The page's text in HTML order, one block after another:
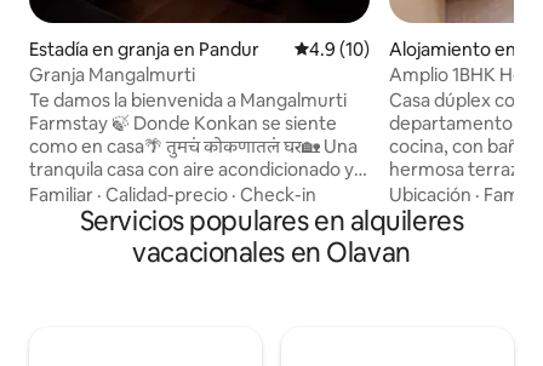
Estadía en granja en Pandur Calificación promedio: 4.9 de
4.9 (10)
Granja Mangalmurti
Te damos la bienvenida a Mangalmurti
Farmstay 🍃 Donde Konkan se siente
como en casa🌴 तुमचं कोकणातलं घर🏡 Una
tranquila casa con aire acondicionado y
una cocina bien equipada, rodeada de
cocoteros y en un entorno rural. Situado
a 1 km de la autopista Mumbai-Goa, para
que puedas viajar con facilidad. Las
Familiar · Calidad-precio · Check-in
Alojamiento en
Amplio 1BHK
templo
Casa dúplex con
departamento de
cocina, con baño
hermosa terraza con
disponible en el primer
de agua,
hay aire
el enfriador de
Ubicación ·
Servicios populares en alquileres
vacacionales en Olavan